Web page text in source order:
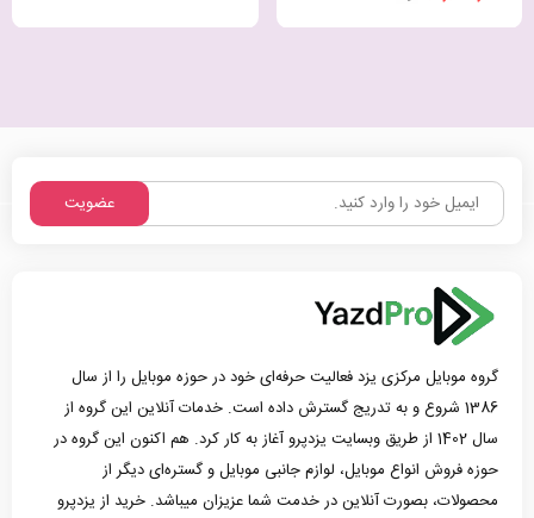
عضویت
گروه موبایل مرکزی یزد فعالیت حرفه‌ای خود در حوزه موبایل را از سال
1386 شروع و به تدریج گسترش داده است. خدمات آنلاین این گروه از
سال 1402 از طریق وبسایت یزدپرو آغاز به کار کرد. هم اکنون این گروه در
حوزه فروش انواع موبایل، لوازم جانبی موبایل و گستره‌ای دیگر از
محصولات، بصورت آنلاین در خدمت شما عزیزان میباشد. خرید از یزدپرو